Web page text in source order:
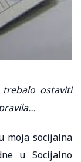
ostaviti
moja socijalna
u Socijalno